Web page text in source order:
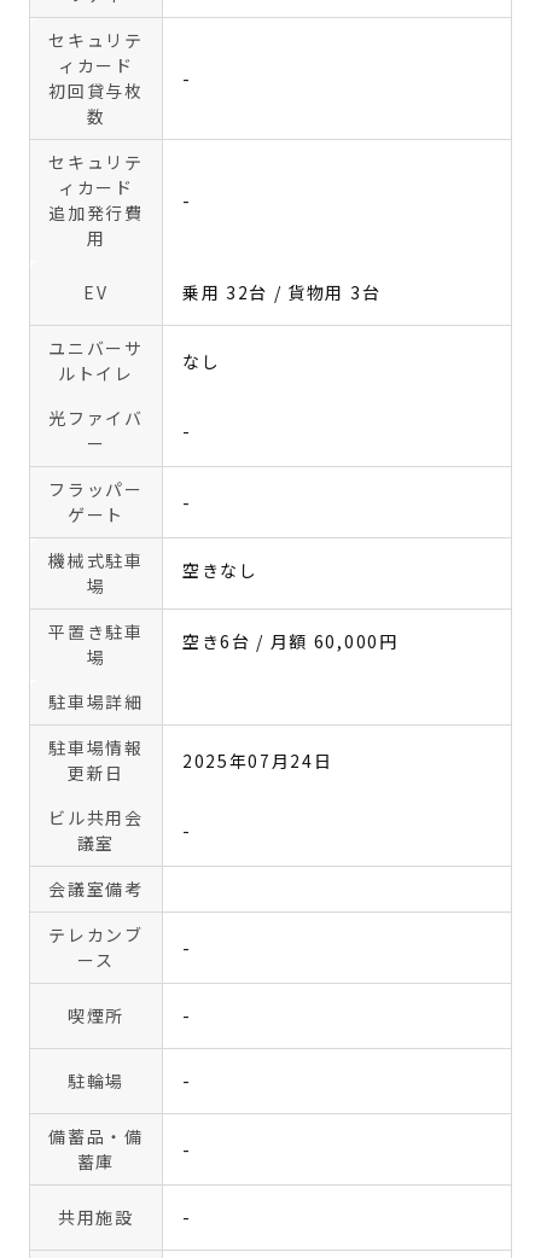
セキュリテ
ィカード
初回貸与枚
数
-
セキュリテ
ィカード
追加発行費
用
-
EV 乗用 32台 / 貨物用 3台
ユニバーサ
ルトイレ
なし
光ファイバ
ー
-
フラッパー
ゲート
-
機械式駐車
場
空きなし
平置き駐車
場
空き6台 / 月額 60,000円
駐車場詳細
駐車場情報
更新日
2025年07月24日
ビル共用会
議室
-
会議室備考
テレカンブ
ース
-
喫煙所 -
駐輪場 -
備蓄品・備
蓄庫
-
共用施設 -